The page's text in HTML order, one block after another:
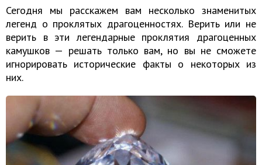
Сегодня мы расскажем вам несколько знаменитых
легенд о проклятых драгоценностях. Верить или не
верить в эти легендарные проклятия драгоценных
камушков — решать только вам, но вы не сможете
игнорировать исторические факты о некоторых из
них.